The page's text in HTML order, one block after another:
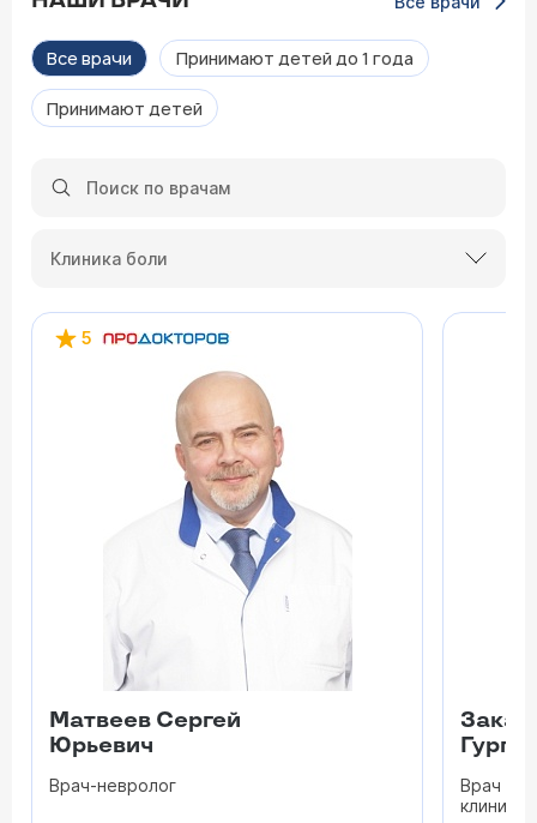
Все врачи Принимают детей до 1 года
Принимают детей
Клиника боли
5
Матвеев Сергей
Юрьевич
Врач-невролог
Врач
клиники